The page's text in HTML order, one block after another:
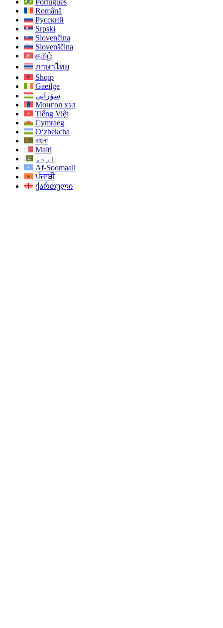
Português
Română
Русский
Srpski
Slovenčina
Slovenščina
தமிழ்
ภาษาไทย
Shqip
Gaeilge
سۆرانی
Монгол хэл
Tiếng Việt
Cymraeg
O‘zbekcha
বাংলা
Malti
اردو
Af-Soomaali
ਪੰਜਾਬੀ
ქართული